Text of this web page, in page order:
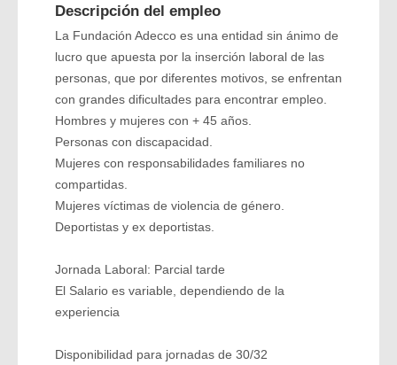
Descripción del empleo
La Fundación Adecco es una entidad sin ánimo de
lucro que apuesta por la inserción laboral de las
personas, que por diferentes motivos, se enfrentan
con grandes dificultades para encontrar empleo.
Hombres y mujeres con + 45 años.
Personas con discapacidad.
Mujeres con responsabilidades familiares no
compartidas.
Mujeres víctimas de violencia de género.
Deportistas y ex deportistas.
Jornada Laboral: Parcial tarde
El Salario es variable, dependiendo de la
experiencia
Disponibilidad para jornadas de 30/32